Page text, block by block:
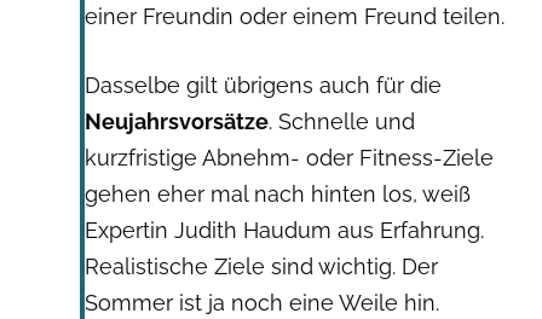
einer Freundin oder einem Freund teilen.
Dasselbe gilt übrigens auch für die
Neujahrsvorsätze. Schnelle und
kurzfristige Abnehm- oder Fitness-Ziele
gehen eher mal nach hinten los, weiß
Expertin Judith Haudum aus Erfahrung.
Realistische Ziele sind wichtig. Der
Sommer ist ja noch eine Weile hin.